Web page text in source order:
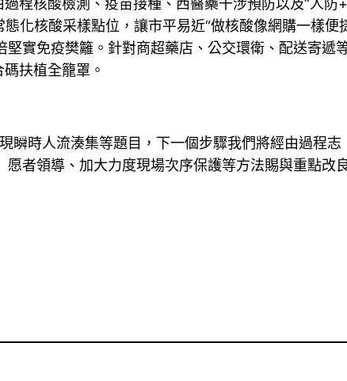
程核酸檢測、疫苗接種、西醫藥干涉預防以及“人防
化核酸采樣點位，讓市平易近“做核酸像網購一樣便
實免疫樊籬。針對商超藥店、公交環衛、配送寄遞
扶植全籠罩。
時人流湊集等題目，下一個步驟我們將經由過程志
者領導、加大力度現場次序保護等方法賜與重點改